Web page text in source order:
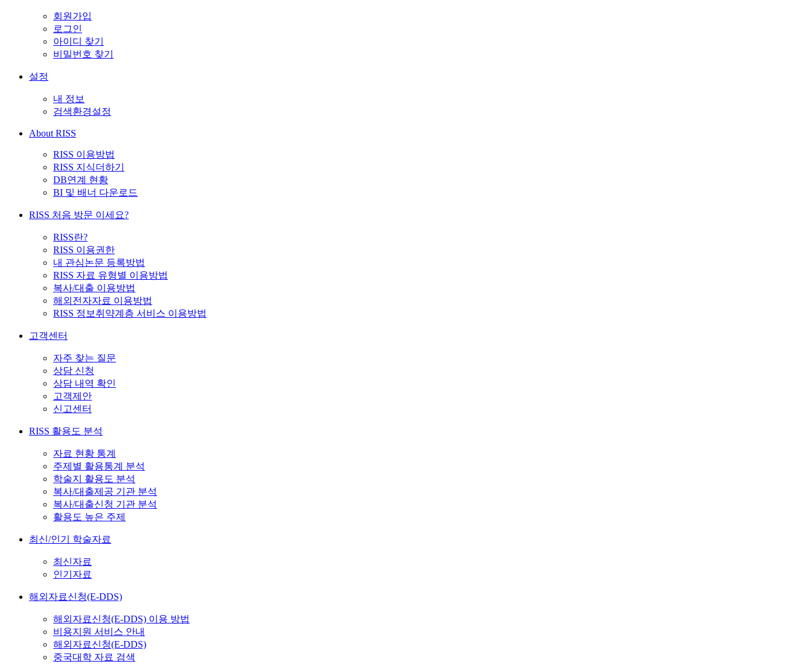
회원가입
로그인
아이디 찾기
비밀번호 찾기
설정
내 정보
검색환경설정
About RISS
RISS 이용방법
RISS 지식더하기
DB연계 현황
BI 및 배너 다운로드
RISS 처음 방문 이세요?
RISS란?
RISS 이용권한
내 관심논문 등록방법
RISS 자료 유형별 이용방법
복사/대출 이용방법
해외전자자료 이용방법
RISS 정보취약계층 서비스 이용방법
고객센터
자주 찾는 질문
상담 신청
상담 내역 확인
고객제안
신고센터
RISS 활용도 분석
자료 현황 통계
주제별 활용통계 분석
학술지 활용도 분석
복사/대출제공 기관 분석
복사/대출신청 기관 분석
활용도 높은 주제
최신/인기 학술자료
최신자료
인기자료
해외자료신청(E-DDS)
해외자료신청(E-DDS) 이용 방법
비용지원 서비스 안내
해외자료신청(E-DDS)
중국대학 자료 검색